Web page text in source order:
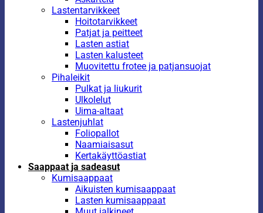
Lastentarvikkeet
Hoitotarvikkeet
Patjat ja peitteet
Lasten astiat
Lasten kalusteet
Muovitettu frotee ja patjansuojat
Pihaleikit
Pulkat ja liukurit
Ulkolelut
Uima-altaat
Lastenjuhlat
Foliopallot
Naamiaisasut
Kertakäyttöastiat
Saappaat ja sadeasut
Kumisaappaat
Aikuisten kumisaappaat
Lasten kumisaappaat